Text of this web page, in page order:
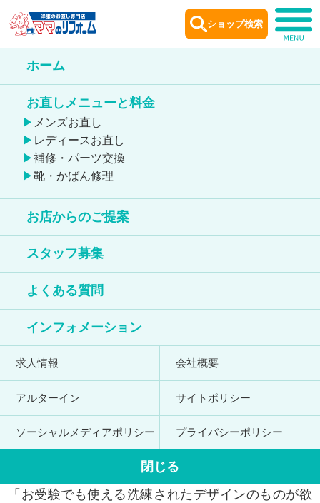
ホーム
お直しメニューと料金
メンズお直し
レディースお直し
補修・パーツ交換
靴・かばん修理
お店からのご提案
スタッフ募集
よくある質問
インフォメーション
求人情報 会社概要
アルターイン サイトポリシー
ソーシャルメディアポリシー プライバシーポリシー
閉じる
ショップ検索
お店からのご提案
Remake idea
入学・入園グッズ作成
もうすぐ入学・入園の季節。
「うちの子が選んだ生地で通園グッズを作りたい」
「既製品とは違う、丈夫なつくりにしてほしい」
「お受験でも使える洗練されたデザインのものが欲